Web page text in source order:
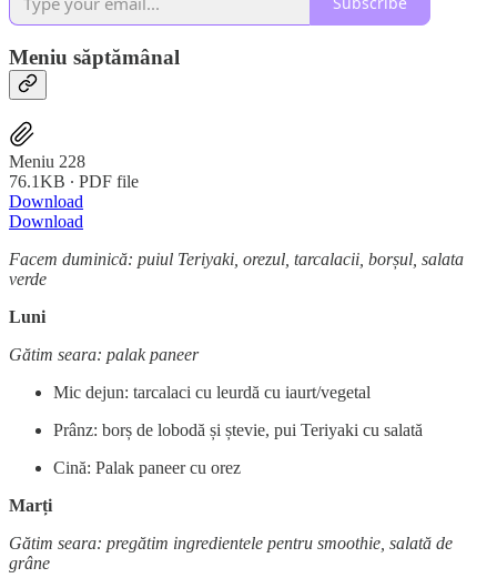
Meniu săptămânal
Meniu 228
76.1KB ∙ PDF file
Download
Download
Facem duminică: puiul Teriyaki, orezul, tarcalacii, borșul, salata
verde
Luni
Gătim seara: palak paneer
Mic dejun: tarcalaci cu leurdă cu iaurt/vegetal
Prânz: borș de lobodă și ștevie, pui Teriyaki cu salată
Cină: Palak paneer cu orez
Marți
Gătim seara: pregătim ingredientele pentru smoothie, salată de
grâne